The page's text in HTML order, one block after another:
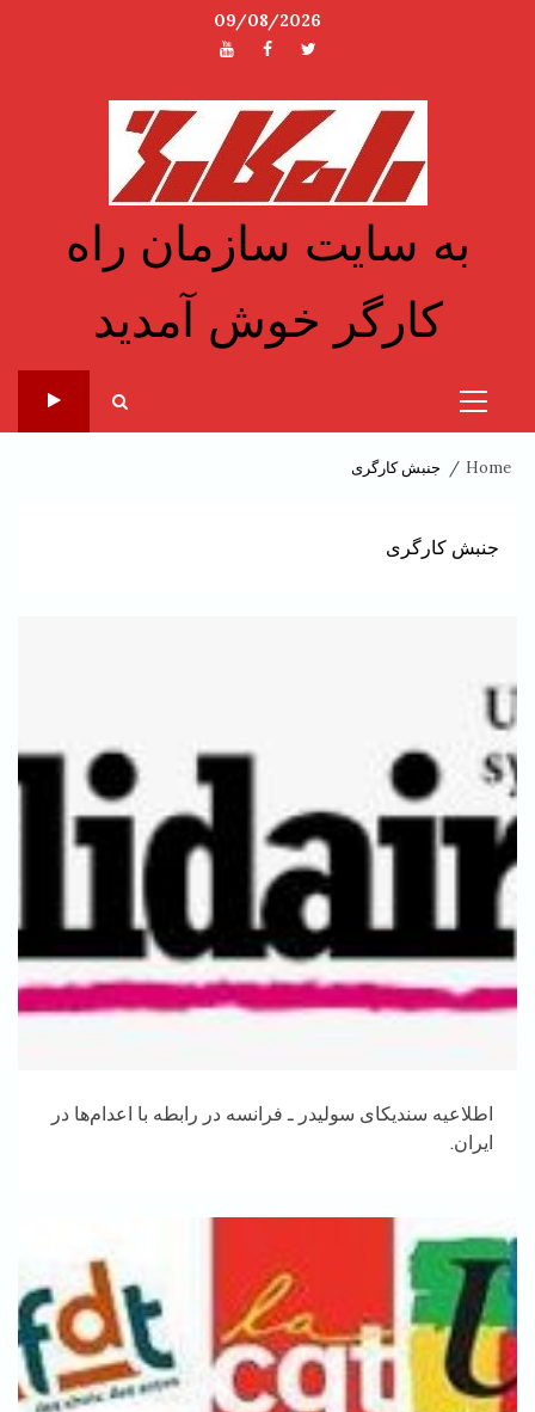
09/08/2026
توئیترفیسبوکیوتیوب
به سایت سازمان راه
کارگر خوش آمدید
Primary
Home جنبش کارگری
جنبش کارگری
اطلاعیه سندیکای سولیدر ـ فرانسه در رابطه با اعدام‌ها در
ایران.